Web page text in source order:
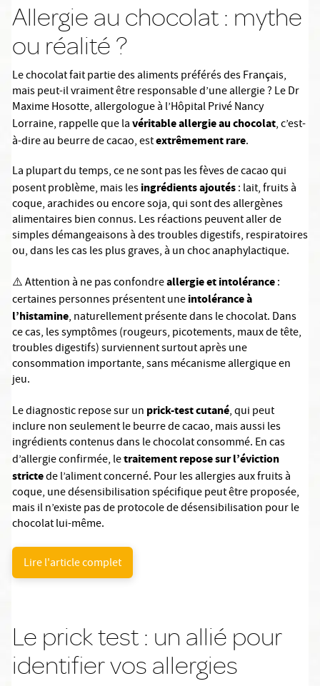
Allergie au chocolat : mythe
ou réalité ?
Le chocolat fait partie des aliments préférés des Français,
mais peut-il vraiment être responsable d’une allergie ? Le Dr
Maxime Hosotte, allergologue à l’Hôpital Privé Nancy
Lorraine, rappelle que lavéritable allergie au chocolat, c’est-
à-dire au beurre de cacao, estextrêmement rare.
La plupart du temps, ce ne sont pas les fèves de cacao qui
posent problème, mais lesingrédients ajoutés: lait, fruits à
coque, arachides ou encore soja, qui sont des allergènes
alimentaires bien connus. Les réactions peuvent aller de
simples démangeaisons à des troubles digestifs, respiratoires
ou, dans les cas les plus graves, à un choc anaphylactique.
⚠ ️ Attention à ne pas confondreallergie et intolérance:
certaines personnes présentent uneintolérance à
l’histamine, naturellement présente dans le chocolat. Dans
ce cas, les symptômes (rougeurs, picotements, maux de tête,
troubles digestifs) surviennent surtout après une
consommation importante, sans mécanisme allergique en
jeu.
Le diagnostic repose sur un prick-test cutané, qui peut
inclure non seulement le beurre de cacao, mais aussi les
ingrédients contenus dans le chocolat consommé. En cas
d’allergie confirmée, letraitement repose sur l’éviction
strictede l’aliment concerné. Pour les allergies aux fruits à
coque, une désensibilisation spécifique peut être proposée,
mais il n’existe pas de protocole de désensibilisation pour le
chocolat lui-même.
Lire l'article complet
Le prick test : un allié pour
identifier vos allergies